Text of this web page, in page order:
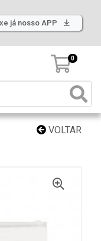
já nosso APP
0
VOLTAR